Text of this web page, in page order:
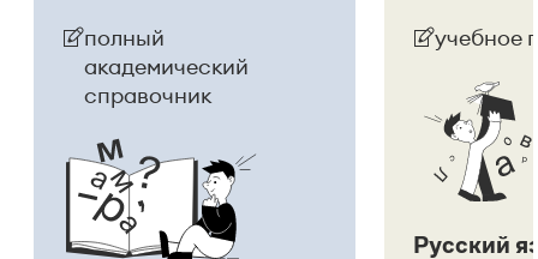
полный
академический
справочник
учебное
Русский